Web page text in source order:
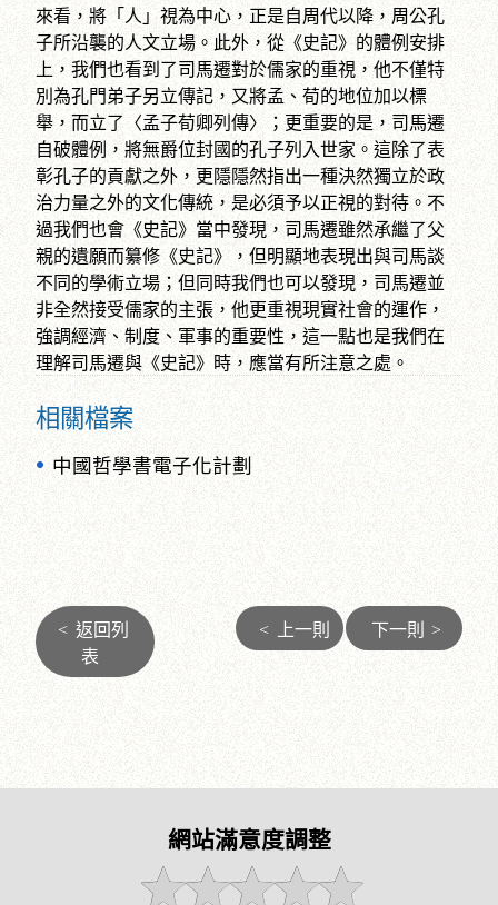
來看，將「人」視為中心，正是自周代以降，周公孔
子所沿襲的人文立場。此外，從《史記》的體例安排
上，我們也看到了司馬遷對於儒家的重視，他不僅特
別為孔門弟子另立傳記，又將孟、荀的地位加以標
舉，而立了〈孟子荀卿列傳〉；更重要的是，司馬遷
自破體例，將無爵位封國的孔子列入世家。這除了表
彰孔子的貢獻之外，更隱隱然指出一種決然獨立於政
治力量之外的文化傳統，是必須予以正視的對待。不
過我們也會《史記》當中發現，司馬遷雖然承繼了父
親的遺願而纂修《史記》，但明顯地表現出與司馬談
不同的學術立場；但同時我們也可以發現，司馬遷並
非全然接受儒家的主張，他更重視現實社會的運作，
強調經濟、制度、軍事的重要性，這一點也是我們在
理解司馬遷與《史記》時，應當有所注意之處。
相關檔案
中國哲學書電子化計劃
< 返回列
表
< 上一則 下一則 >
網站滿意度調整